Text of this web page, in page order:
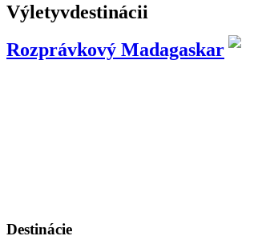
Výletyvdestinácii
Rozprávkový Madagaskar
Destinácie